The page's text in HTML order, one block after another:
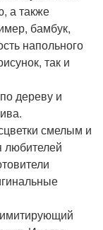
а также
бамбук,
напольного
так и
дереву и
смелым и